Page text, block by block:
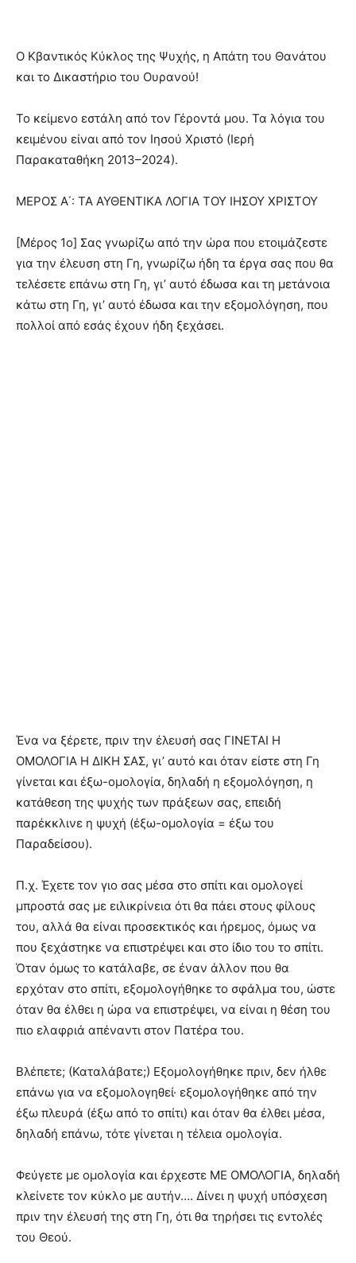
Ο Κβαντικός Κύκλος της Ψυχής, η Απάτη του Θανάτου
και το Δικαστήριο του Ουρανού!
Το κείμενο εστάλη από τον Γέροντά μου. Τα λόγια του
κειμένου είναι από τον Ιησού Χριστό (Ιερή
Παρακαταθήκη 2013–2024).
ΜΕΡΟΣ Α΄: ΤΑ ΑΥΘΕΝΤΙΚΑ ΛΟΓΙΑ ΤΟΥ ΙΗΣΟΥ ΧΡΙΣΤΟΥ
[Μέρος 1ο] Σας γνωρίζω από την ώρα που ετοιμάζεστε
για την έλευση στη Γη, γνωρίζω ήδη τα έργα σας που θα
τελέσετε επάνω στη Γη, γι’ αυτό έδωσα και τη μετάνοια
κάτω στη Γη, γι’ αυτό έδωσα και την εξομολόγηση, που
πολλοί από εσάς έχουν ήδη ξεχάσει.
Ένα να ξέρετε, πριν την έλευσή σας ΓΙΝΕΤΑΙ Η
ΟΜΟΛΟΓΙΑ Η ΔΙΚΗ ΣΑΣ, γι’ αυτό και όταν είστε στη Γη
γίνεται και έξω-ομολογία, δηλαδή η εξομολόγηση, η
κατάθεση της ψυχής των πράξεων σας, επειδή
παρέκκλινε η ψυχή (έξω-ομολογία = έξω του
Παραδείσου).
Π.χ. Έχετε τον γιο σας μέσα στο σπίτι και ομολογεί
μπροστά σας με ειλικρίνεια ότι θα πάει στους φίλους
του, αλλά θα είναι προσεκτικός και ήρεμος, όμως να
που ξεχάστηκε να επιστρέψει και στο ίδιο του το σπίτι.
Όταν όμως το κατάλαβε, σε έναν άλλον που θα
ερχόταν στο σπίτι, εξομολογήθηκε το σφάλμα του, ώστε
όταν θα έλθει η ώρα να επιστρέψει, να είναι η θέση του
πιο ελαφριά απέναντι στον Πατέρα του.
Βλέπετε; (Καταλάβατε;) Εξομολογήθηκε πριν, δεν ήλθε
επάνω για να εξομολογηθεί· εξομολογήθηκε από την
έξω πλευρά (έξω από το σπίτι) και όταν θα έλθει μέσα,
δηλαδή επάνω, τότε γίνεται η τέλεια ομολογία.
Φεύγετε με ομολογία και έρχεστε ΜΕ ΟΜΟΛΟΓΙΑ, δηλαδή
κλείνετε τον κύκλο με αυτήν…. Δίνει η ψυχή υπόσχεση
πριν την έλευσή της στη Γη, ότι θα τηρήσει τις εντολές
του Θεού.